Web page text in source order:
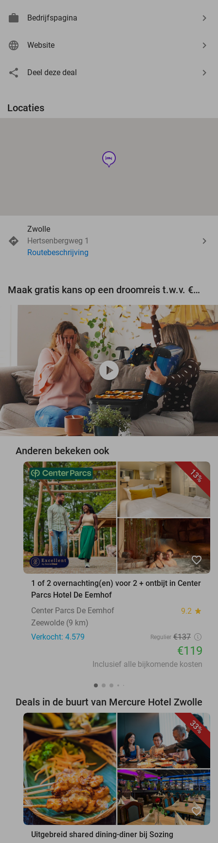
Bedrijfspagina
Website
Deel deze deal
Locaties
hotel
Zwolle
Hertsenbergweg 1
Routebeschrijving
Maak gratis kans op een droomreis t.w.v. €3.000!
play_circle
Anderen bekeken ook
13%
favorite_border
1 of 2 overnachting(en) voor 2 + ontbijt in Center
Parcs Hotel De Eemhof
Center Parcs De Eemhof
9.2 star
Zeewolde (9 km)
Verkocht: 4.579
Regulier €137
€119
Inclusief alle bijkomende kosten
Deals in de buurt van Mercure Hotel Zwolle
33%
favorite_border
Uitgebreid shared dining-diner bij Sozing